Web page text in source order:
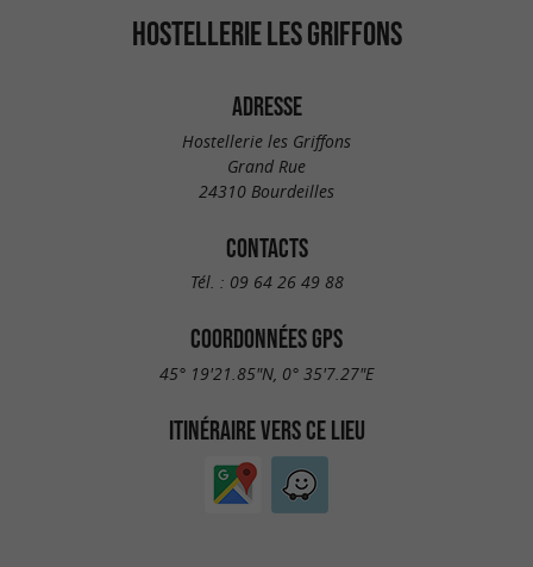
HOSTELLERIE LES GRIFFONS
ADRESSE
Hostellerie les Griffons
Grand Rue
24310 Bourdeilles
CONTACTS
Tél. : 09 64 26 49 88
COORDONNÉES GPS
45° 19'21.85"N, 0° 35'7.27"E
ITINÉRAIRE VERS CE LIEU